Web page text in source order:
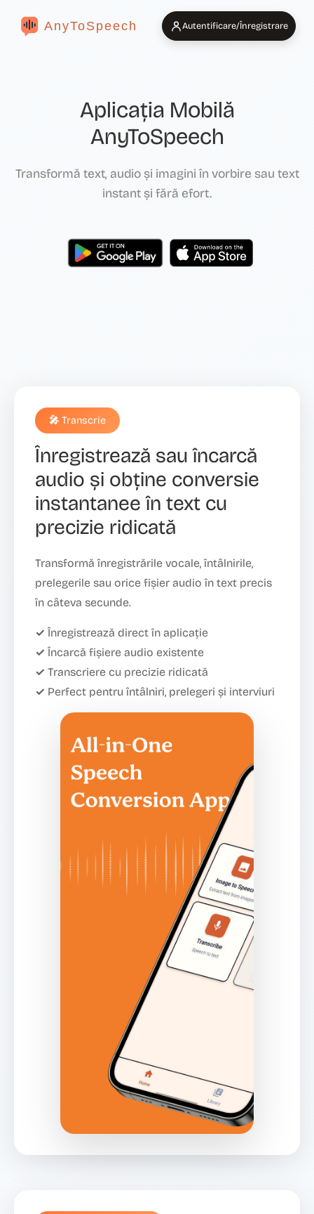
AnyToSpeech Autentificare/Înregistrare
Aplicația Mobilă
AnyToSpeech
Transformă text, audio și imagini în vorbire sau text
instant și fără efort.
🎤 Transcrie
Înregistrează sau încarcă
audio și obține conversie
instantanee în text cu
precizie ridicată
Transformă înregistrările vocale, întâlnirile,
prelegerile sau orice fișier audio în text precis
în câteva secunde.
✓ Înregistrează direct în aplicație
✓ Încarcă fișiere audio existente
✓ Transcriere cu precizie ridicată
✓ Perfect pentru întâlniri, prelegeri și interviuri